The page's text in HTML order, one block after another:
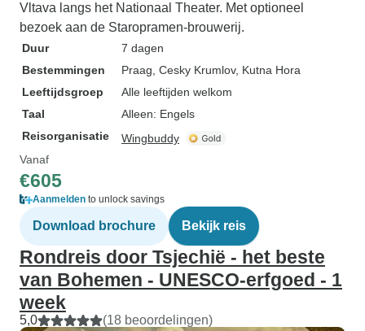
Vltava langs het Nationaal Theater. Met optioneel
bezoek aan de Staropramen-brouwerij.
Duur
7 dagen
Bestemmingen
Praag , Cesky Krumlov, Kutna Hora
Leeftijdsgroep
Alle leeftijden welkom
Taal
Alleen: Engels
Reisorganisatie
Wingbuddy
Vanaf
€605
Aanmelden to unlock savings
Download brochure Bekijk reis
Rondreis door Tsjechië - het beste
van Bohemen - UNESCO-erfgoed - 1
week
5,0 (18 beoordelingen)